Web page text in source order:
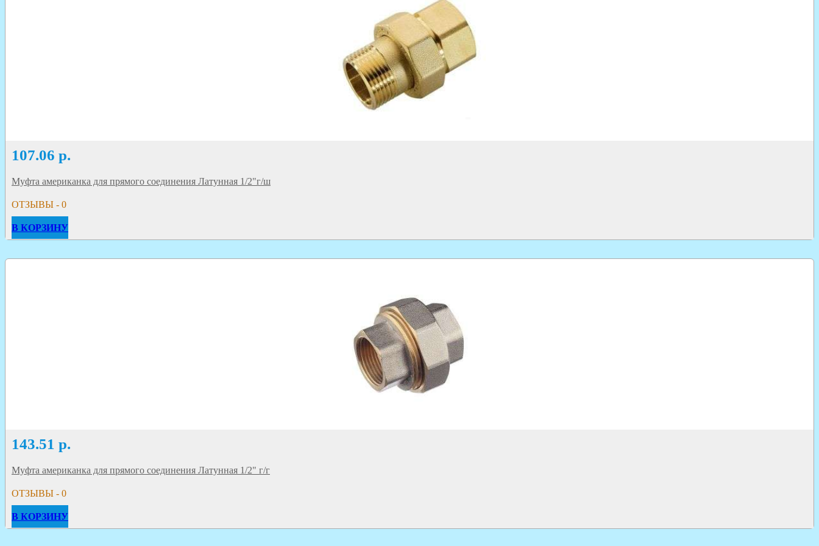
107.06 р.
Муфта американка для прямого соединения Латунная 1/2"г/ш
ОТЗЫВЫ - 0
В КОРЗИНУ
143.51 р.
Муфта американка для прямого соединения Латунная 1/2" г/г
ОТЗЫВЫ - 0
В КОРЗИНУ